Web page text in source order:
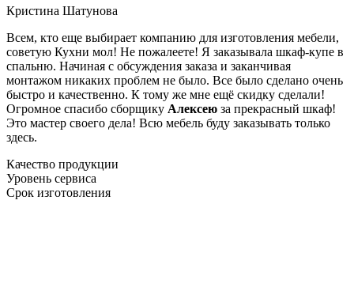
Кристина Шатунова
Всем, кто еще выбирает компанию для изготовления мебели,
советую Кухни мол! Не пожалеете! Я заказывала шкаф-купе в
спальню. Начиная с обсуждения заказа и заканчивая
монтажом никаких проблем не было. Все было сделано очень
быстро и качественно. К тому же мне ещё скидку сделали!
Огромное спасибо сборщику Алексею за прекрасный шкаф!
Это мастер своего дела! Всю мебель буду заказывать только
здесь.
Качество продукции
Уровень сервиса
Срок изготовления